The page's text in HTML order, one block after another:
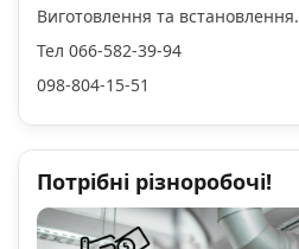
Виготовлення та встановлення.
Тел 066-582-39-94
098-804-15-51
Потрібні різноробочі!